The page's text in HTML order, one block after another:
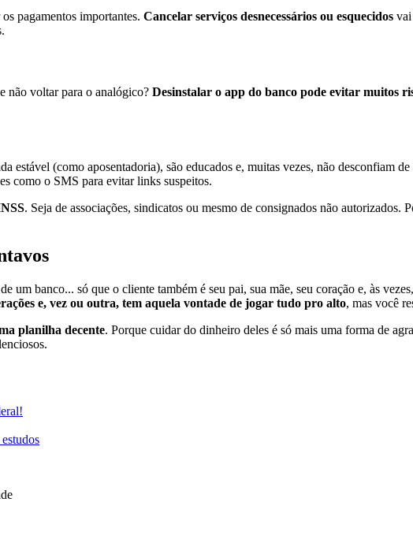
pagamentos importantes. Cancelar serviços desnecessários ou esquecidos
não voltar para o analógico? Desinstalar o app do banco pode evitar muitos
estável (como aposentadoria), são educados e, muitas vezes, não desconfiam de
como o SMS para evitar links suspeitos.
. Seja de associações, sindicatos ou mesmo de consignados não autorizados.
um banco... só que o cliente também é seu pai, sua mãe, seu coração e, às
e, vez ou outra, tem aquela vontade de jogar tudo pro alto, mas você
planilha decente. Porque cuidar do dinheiro deles é só mais uma forma de